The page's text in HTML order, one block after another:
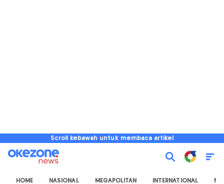
Scroll kebawah untuk membaca artikel
HOME NASIONAL MEGAPOLITAN INTERNATIONAL